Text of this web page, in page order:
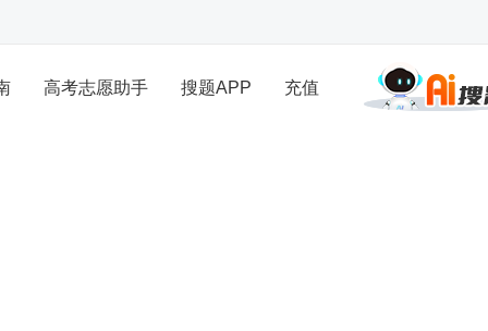
高考志愿助手 搜题APP 充值